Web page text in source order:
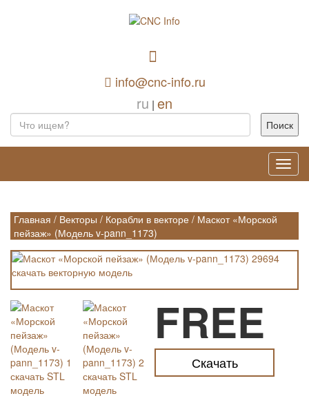
info@cnc-info.ru
ru | en
Главная / Векторы / Корабли в векторе / Маскот «Морской
пейзаж» (Модель v-pann_1173)
FREE
Скачать